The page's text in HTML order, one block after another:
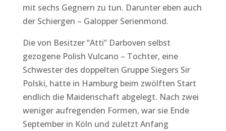
mit sechs Gegnern zu tun. Darunter eben auch
der Schiergen – Galopper Serienmond.
Die von Besitzer “Atti” Darboven selbst
gezogene Polish Vulcano – Tochter, eine
Schwester des doppelten Gruppe Siegers Sir
Polski, hatte in Hamburg beim zwölften Start
endlich die Maidenschaft abgelegt. Nach zwei
weniger aufregenden Formen, war sie Ende
September in Köln und zuletzt Anfang